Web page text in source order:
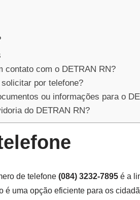
contato com o DETRAN RN?
por telefone?
ou informações para o
do DETRAN RN?
de telefone (084) 3232-7895 é a
é uma opção eficiente para os